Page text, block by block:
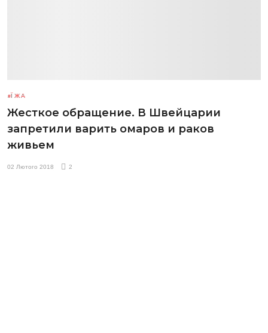
ЇЖА
Жесткое обращение. В Швейцарии
запретили варить омаров и раков
живьем
02 Лютого 2018 2